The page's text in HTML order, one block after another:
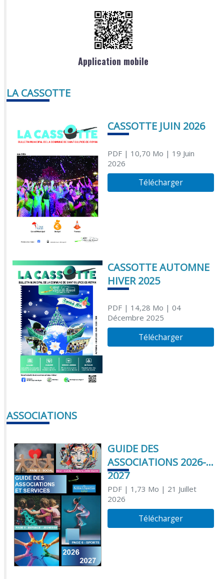
Application mobile
LA CASSOTTE
CASSOTTE JUIN 2026
PDF| 10,70 Mo | 19 Juin
2026
Télécharger
CASSOTTE AUTOMNE
HIVER 2025
PDF| 14,28 Mo | 04
Décembre 2025
Télécharger
ASSOCIATIONS
GUIDE DES
ASSOCIATIONS 2026-
2027
PDF| 1,73 Mo | 21 Juillet
2026
Télécharger